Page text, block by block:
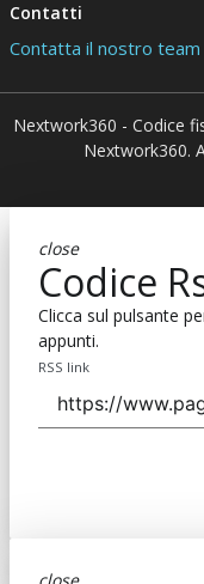
Contatti
Contatta il nostro
Nextwork360 - Codice
Nextwork360.
close
Codice
Clicca sul pulsante
appunti.
RSS link